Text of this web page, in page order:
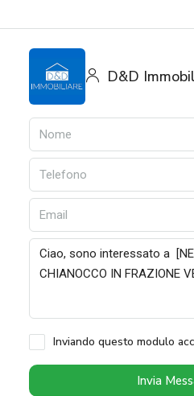
D&D
Inviando questo modulo
Invia